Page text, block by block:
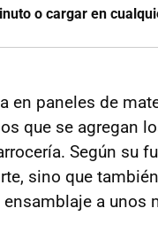
o cargar en
en paneles de
que se agregan
Según su
sino que
a unos